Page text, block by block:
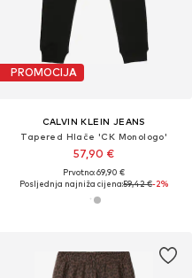
PROMOCIJA
CALVIN KLEIN JEANS
Tapered Hlače 'CK Monologo'
57,90 €
Prvotno: 69,90 €
Posljednja najniža cijena:59,42 €-2%